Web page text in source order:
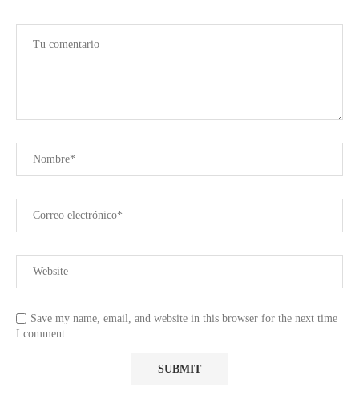
Save my name, email, and website in this browser for the next time
I comment.